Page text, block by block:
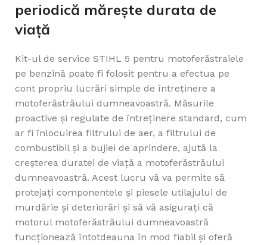
periodică mărește durata de
viață
Kit-ul de service STIHL 5 pentru motoferăstraiele
pe benzină poate fi folosit pentru a efectua pe
cont propriu lucrări simple de întreținere a
motoferăstrăului dumneavoastră. Măsurile
proactive și regulate de întreținere standard, cum
ar fi înlocuirea filtrului de aer, a filtrului de
combustibil și a bujiei de aprindere, ajută la
creșterea duratei de viață a motoferăstrăului
dumneavoastră. Acest lucru vă va permite să
protejați componentele și piesele utilajului de
murdărie și deteriorări și să vă asigurați că
motorul motoferăstrăului dumneavoastră
funcționează întotdeauna în mod fiabil și oferă